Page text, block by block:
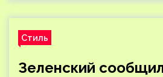
Стиль
Зеленский